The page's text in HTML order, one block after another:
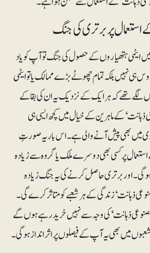
پر برتری کی جنگ
ہتھیاروں کے حصول کی جنگ تو آپ کو یاد
ہی نہیں بلکہ تمام چھوٹے بڑے ممالک یا تو ایٹمی
لگے تھے کہ ہر ایک کے نزدیک یہ ان کی بقا کے
کے ماہرین کے خیال میں کچھ ایسی ہی
بھی پیش آنے والی ہے۔ اس بار یہ صورتِ
پر کسی بھی دوسرے ملک یا گروہ سے زیادہ
اور برتری حاصل کرنے کی یہ جنگ زیادہ
ذہانت‘ زندگی کے ہر شعبے کو متاثر کرے گی۔
ذہانت‘ کی وجہ سے نہیں خرید رہے ہوں گے
میں بھی یہ آپ کے فیصلوں پر اثرانداز ہوگی۔